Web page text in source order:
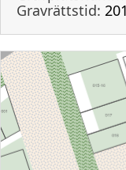
Gravrättstid: